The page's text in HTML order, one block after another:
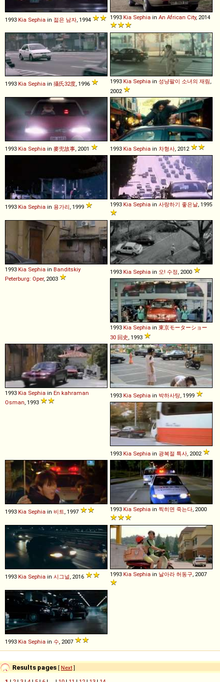
1993 Kia Sephia in 젊은 남자 , 1994 1993 Kia Sephia in An African City, 2014
1993 Kia Sephia in 攝氏32度, 1996 1993 Kia Sephia in 성냥팔이 소녀의 재림,
2002
1993 Kia Sephia in 麥兜故事, 2001 1993 Kia Sephia in 차형사, 2012
1993 Kia Sephia in 용가리, 1999 1993 Kia Sephia in 사랑하기 좋은날, 1995
1993 Kia Sephia in Banditskiy
Peterburg: Oper, 2003
1993 Kia Sephia in 오! 수정, 2000
1993 Kia Sephia in 東京モーターショー
30 回史, 1993
1993 Kia Sephia in En kahraman
Osman, 1993
1993 Kia Sephia in 박하사탕, 1999
1993 Kia Sephia in 광복절 특사, 2002
1993 Kia Sephia in 비트, 1997 1993 Kia Sephia in 찍히면 죽는다, 2000
1993 Kia Sephia in 시그널, 2016 1993 Kia Sephia in 날아라 허동구, 2007
1993 Kia Sephia in 수, 2007
Results pages [ Next]